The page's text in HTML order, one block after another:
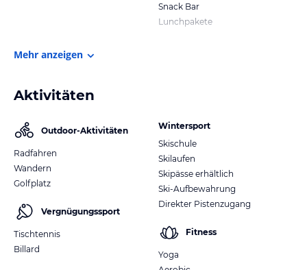
Snack Bar
Lunchpakete
Mehr anzeigen
Aktivitäten
Outdoor-Aktivitäten
Radfahren
Wandern
Golfplatz
Vergnügungssport
Tischtennis
Billard
Wintersport
Skischule
Skilaufen
Skipässe erhältlich
Ski-Aufbewahrung
Direkter Pistenzugang
Fitness
Yoga